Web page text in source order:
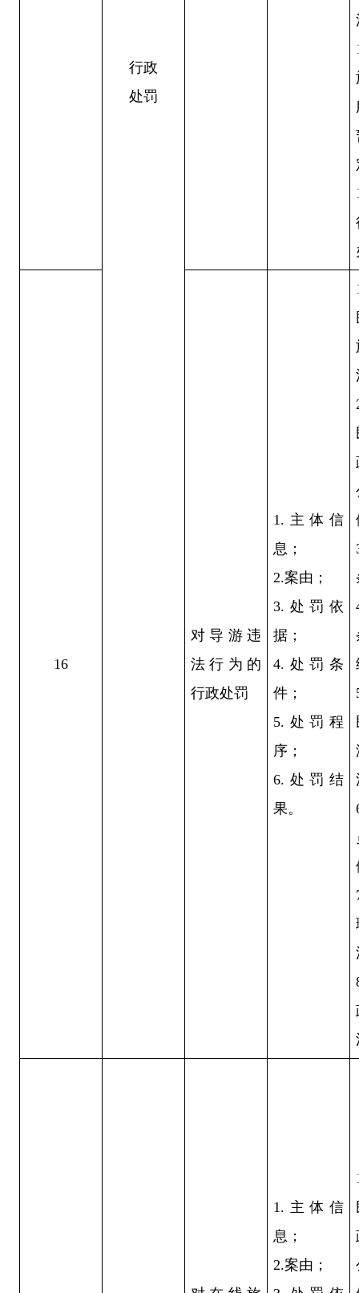
行政
处罚
16
对导游违
法行为的
行政处罚
1.主体信
息；
2.案由；
3.处罚依
据；
4.处罚条
件；
5.处罚程
序；
6.处罚结
果。
1.主体信
息；
2.案由；